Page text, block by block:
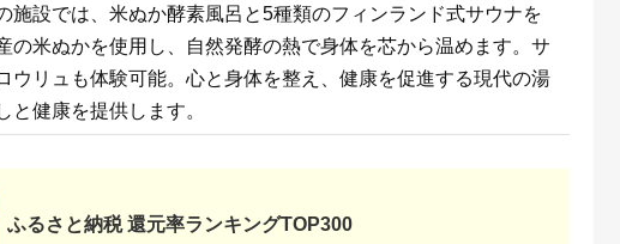
ルニューオータニ(東
京)ビューアンドダイ
ニング ザスカイ 平日
ディナービュッフェ 1
ドリンク付券_ ホテル
ビュッフェ 食事券 グ
ルメ 高級 人気 おすす
め【1641917】
65,000
冊（6枚つづり） ／
SPAキセラ川西 温泉
スパ サウナ リラック
ス 癒し 兵庫県
19,000
カスタマイズツアー
173,000
3,000円分 3年間有効
城崎温泉 出石 竹野
鍋 など 宿泊施設 飲
店 観光施設 250施設
以上で使える旅行券
「豊岡旅幸券」 旅行
施設では、米ぬか酵素風呂と5種類のフィンランド式サウナを
の米ぬかを使用し、自然発酵の熱で身体を芯から温めます。サ
ウリュも体験可能。心と身体を整え、健康を促進する現代の湯
健康を提供します。
ふるさと納税 還元率ランキングTOP300